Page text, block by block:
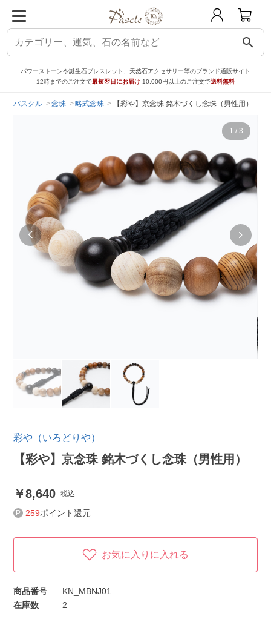
search
パワーストーンや誕生石ブレスレット、天然石アクセサリー等のブランド通販サイト
12時までのご注文で最短翌日にお届け 10,000円以上のご注文で送料無料
パスクル 念珠 略式念珠 【彩や】京念珠 銘木づくし念珠（男性用）
1 / 3
彩や（いろどりや）
【彩や】京念珠 銘木づくし念珠（男性用）
8,640 税込
259ポイント還元
お気に入りに入れる
商品番号
KN_MBNJ01
在庫数
2